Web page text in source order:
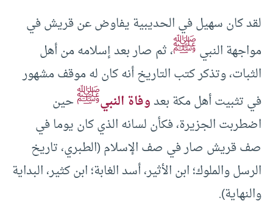
لقد كان سهيل في الحديبية يفاوض عن قريش في
مواجهة النبيﷺ، ثم صار بعد إسلامه من أهل
الثبات، وتذكر كتب التاريخ أنه كان له موقف مشهور
في تثبيت أهل مكة بعدوفاة النبيﷺحين
اضطربت الجزيرة، فكأن لسانه الذي كان يوما في
صف قريش صار في صف الإسلام (الطبري، تاريخ
الرسل والملوك؛ ابن الأثير، أسد الغابة؛ ابن كثير، البداية
والنهاية).